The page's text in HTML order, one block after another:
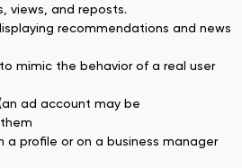
views, and reposts.
recommendations and news
mimic the behavior of a real user
ad account may be
a profile or on a business manager